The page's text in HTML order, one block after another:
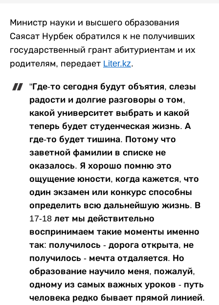
Министр науки и высшего образования
Саясат Нурбек обратился к не получивших
государственный грант абитуриентам и их
родителям, передает Liter.kz.
"Где-то сегодня будут объятия, слезы
радости и долгие разговоры о том,
какой университет выбрать и какой
теперь будет студенческая жизнь. А
где-то будет тишина. Потому что
заветной фамилии в списке не
оказалось. Я хорошо помню это
ощущение юности, когда кажется, что
один экзамен или конкурс способны
определить всю дальнейшую жизнь. В
17-18 лет мы действительно
воспринимаем такие моменты именно
так: получилось - дорога открыта, не
получилось - мечта отдаляется. Но
образование научило меня, пожалуй,
одному из самых важных уроков - путь
человека редко бывает прямой линией.